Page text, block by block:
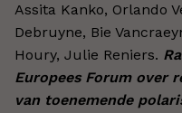
Assita Kanko, Orlando
Debruyne, Bie
Houry, Julie Reniers.
Europees Forum over
van toenemende